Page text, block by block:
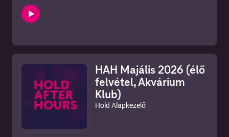
HAH Majális 2026 (élő
felvétel, Akvárium
Klub)
Hold Alapkezelő